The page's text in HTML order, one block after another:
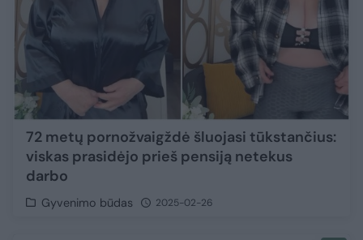
72 metų pornožvaigždė šluojasi tūkstančius:
viskas prasidėjo prieš pensiją netekus
darbo
Gyvenimo būdas 2025-02-26